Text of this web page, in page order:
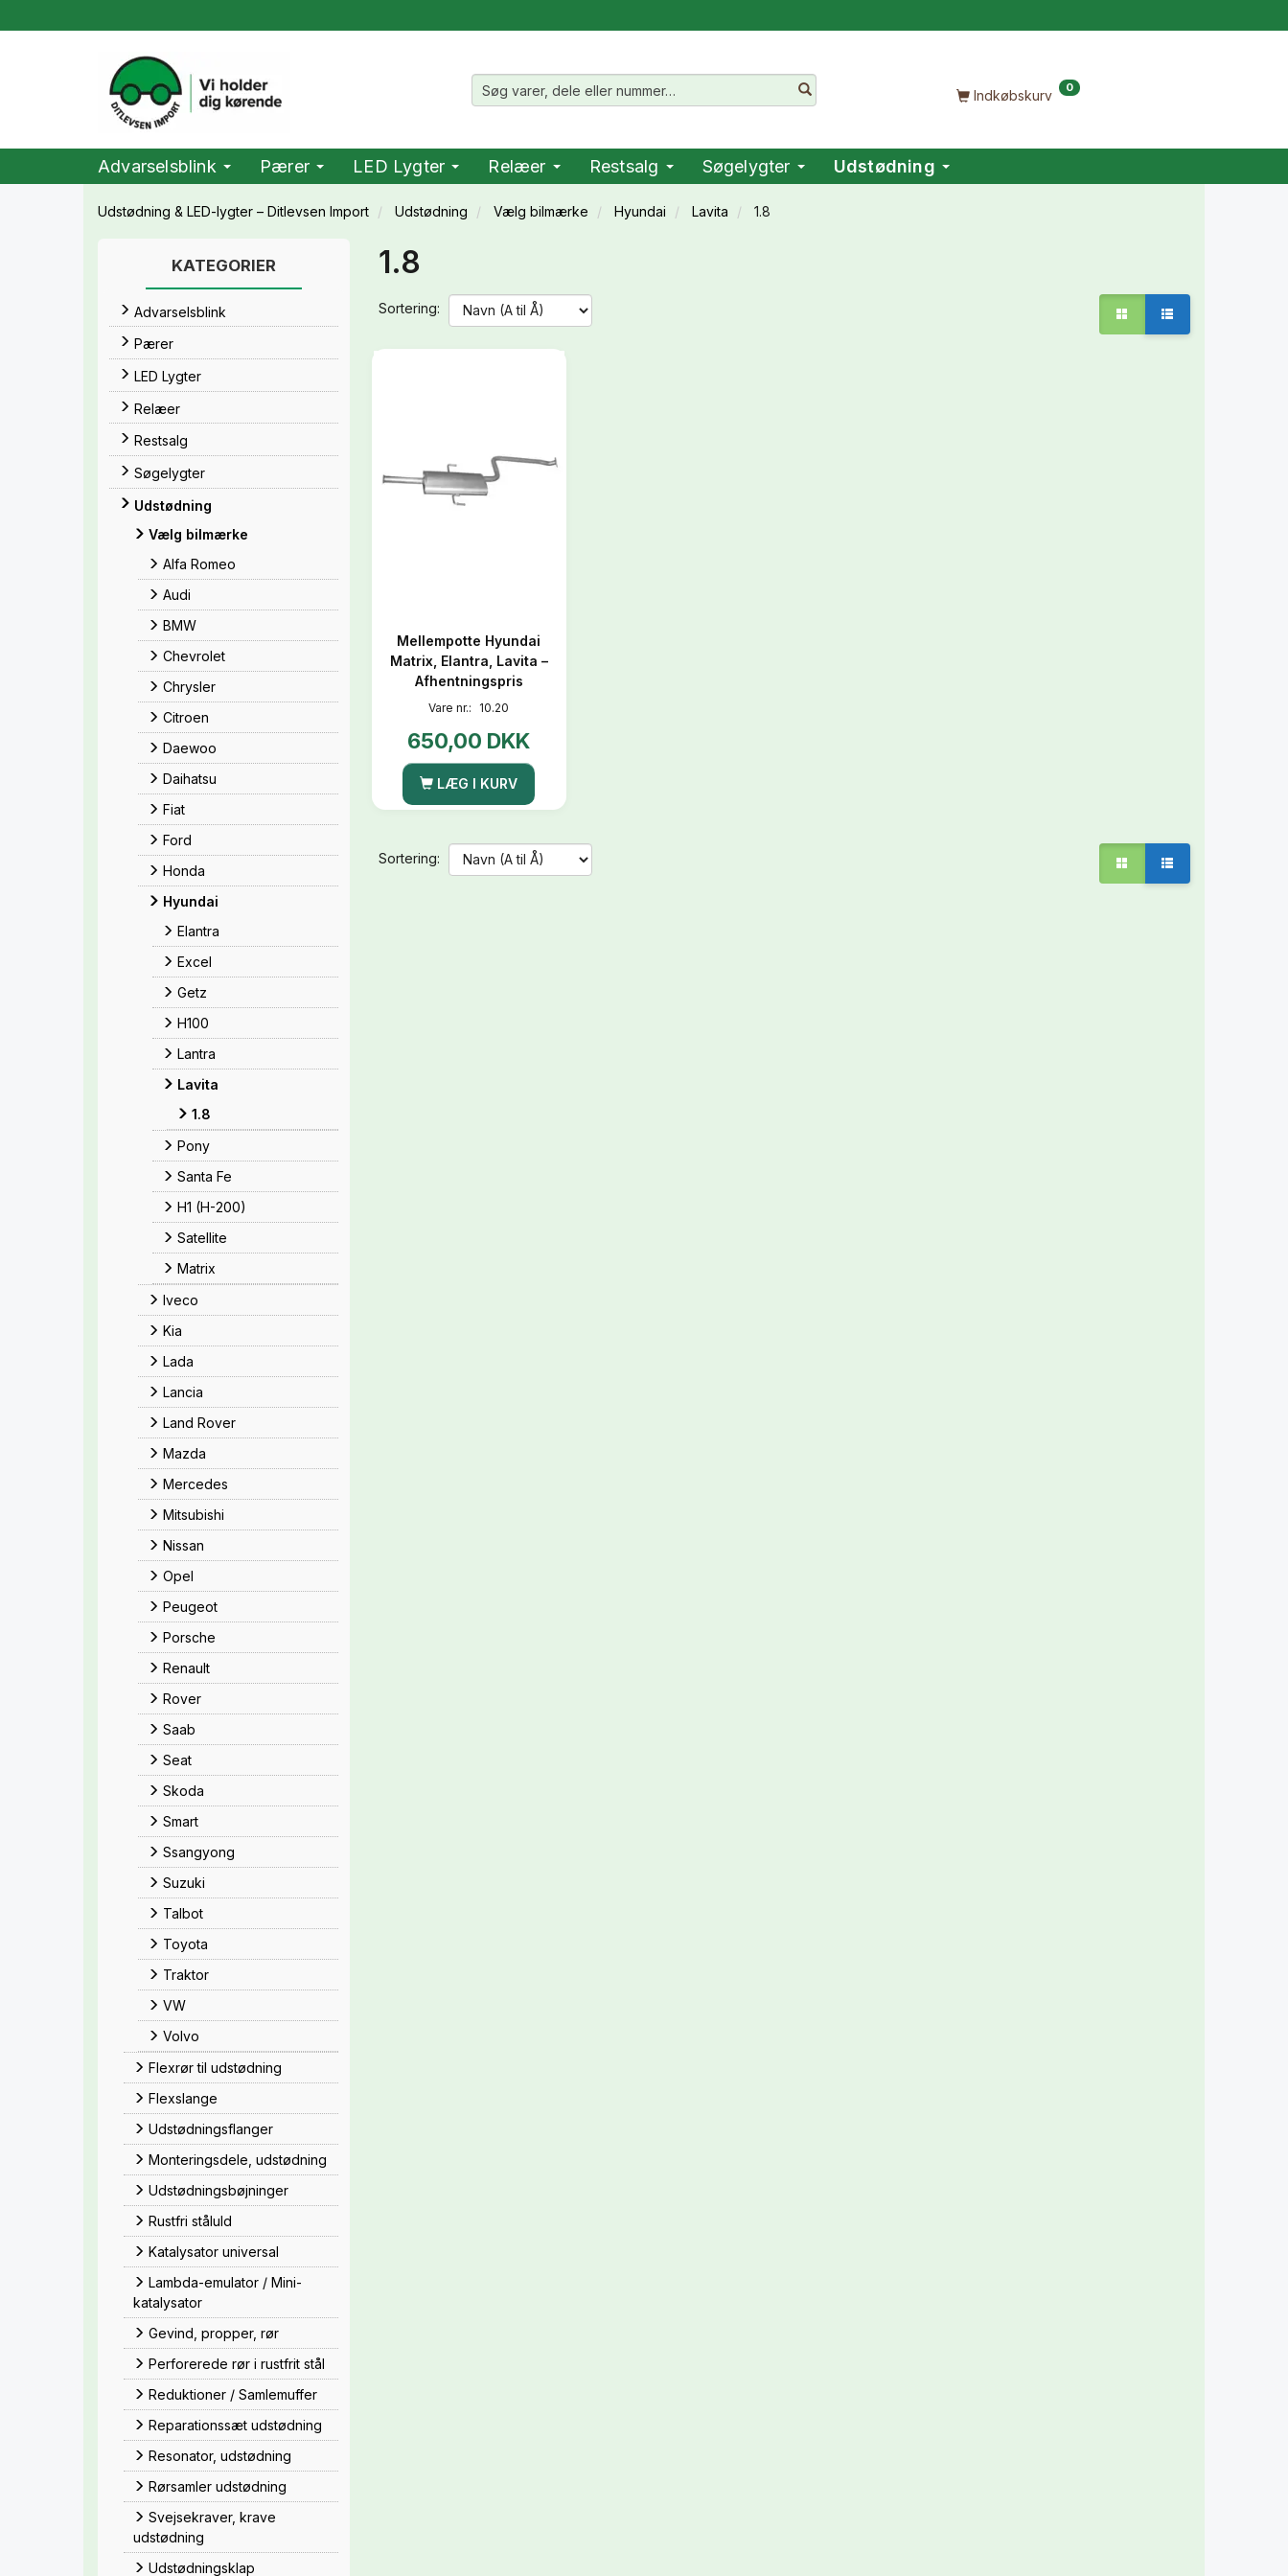
Indkøbskurv 0
Advarselsblink Pærer LED Lygter Relæer Restsalg Søgelygter Udstødning
Udstødning & LED-lygter – Ditlevsen Import Udstødning Vælg bilmærke Hyundai Lavita 1.8
KATEGORIER
Advarselsblink
Pærer
LED Lygter
Relæer
Restsalg
Søgelygter
Udstødning
Vælg bilmærke
Alfa Romeo
Audi
BMW
Chevrolet
Chrysler
Citroen
Daewoo
Daihatsu
Fiat
Ford
Honda
Hyundai
Elantra
Excel
Getz
H100
Lantra
Lavita
1.8
Pony
Santa Fe
H1 (H-200)
Satellite
Matrix
Iveco
Kia
Lada
Lancia
Land Rover
Mazda
Mercedes
Mitsubishi
Nissan
Opel
Peugeot
Porsche
Renault
Rover
Saab
Seat
Skoda
Smart
Ssangyong
Suzuki
Talbot
Toyota
Traktor
VW
Volvo
Flexrør til udstødning
Flexslange
Udstødningsflanger
Monteringsdele, udstødning
Udstødningsbøjninger
Rustfri ståluld
Katalysator universal
Lambda-emulator / Mini-
katalysator
Gevind, propper, rør
Perforerede rør i rustfrit stål
Reduktioner / Samlemuffer
Reparationssæt udstødning
Resonator, udstødning
Rørsamler udstødning
Svejsekraver, krave
udstødning
Udstødningsklap
1.8
Sortering:
Mellempotte Hyundai
Matrix, Elantra, Lavita –
Afhentningspris
Vare nr.: 10.20
650,00 DKK
LÆG I KURV
Sortering: